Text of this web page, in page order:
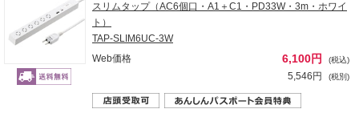
スリムタップ（AC6個口・A1＋C1・PD33W・3m・ホワイ
ト）
TAP-SLIM6UC-3W
Web価格
6,100円 (税込)
5,546円 (税別)